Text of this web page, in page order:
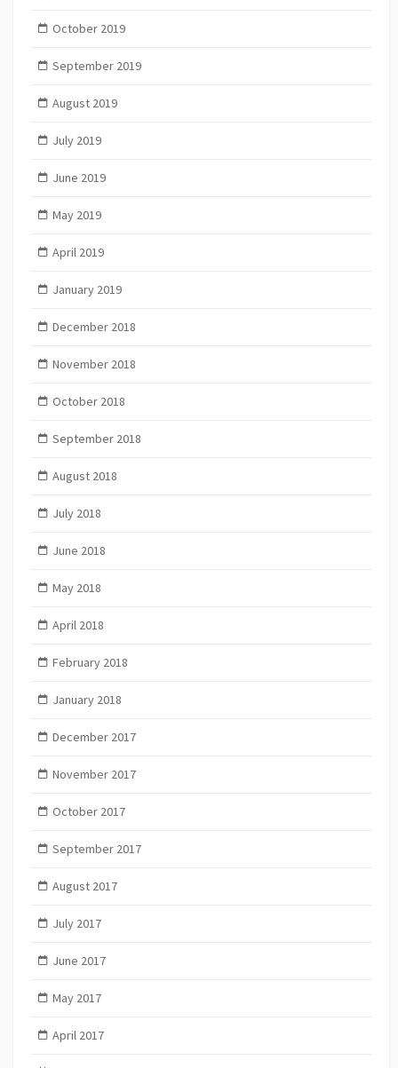
October 2019
September 2019
August 2019
July 2019
June 2019
May 2019
April 2019
January 2019
December 2018
November 2018
October 2018
September 2018
August 2018
July 2018
June 2018
May 2018
April 2018
February 2018
January 2018
December 2017
November 2017
October 2017
September 2017
August 2017
July 2017
June 2017
May 2017
April 2017